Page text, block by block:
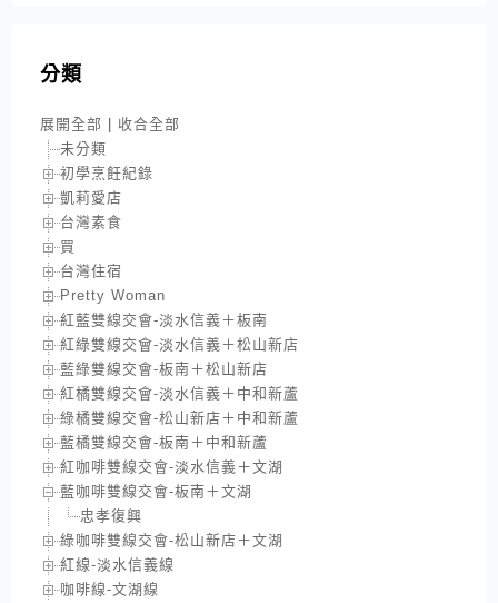
分類
展開全部
收合全部
未分類
初學烹飪紀錄
凱莉愛店
台灣素食
買
台灣住宿
Pretty Woman
紅藍雙線交會-淡水信義＋板南
紅綠雙線交會-淡水信義＋松山新店
藍綠雙線交會-板南＋松山新店
紅橘雙線交會-淡水信義＋中和新蘆
綠橘雙線交會-松山新店＋中和新蘆
藍橘雙線交會-板南＋中和新蘆
紅咖啡雙線交會-淡水信義＋文湖
藍咖啡雙線交會-板南＋文湖
忠孝復興
綠咖啡雙線交會-松山新店＋文湖
紅線-淡水信義線
咖啡線-文湖線